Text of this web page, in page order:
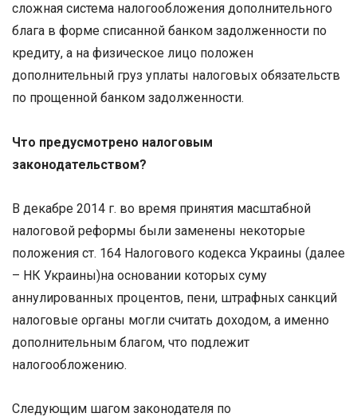
сложная система налогообложения дополнительного
блага в форме списанной банком задолженности по
кредиту, а на физическое лицо положен
дополнительный груз уплаты налоговых обязательств
по прощенной банком задолженности.
Что предусмотрено налоговым
законодательством?
В декабре 2014 г. во время принятия масштабной
налоговой реформы были заменены некоторые
положения ст. 164 Налогового кодекса Украины (далее
– НК Украины)на основании которых суму
аннулированных процентов, пени, штрафных санкций
налоговые органы могли считать доходом, а именно
дополнительным благом, что подлежит
налогообложению.
Следующим шагом законодателя по